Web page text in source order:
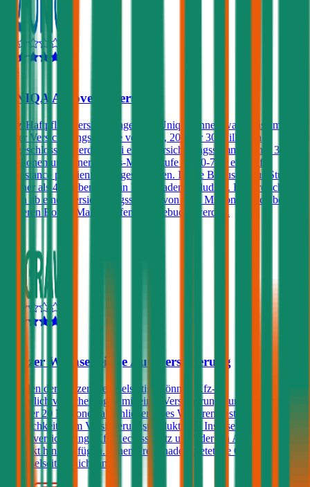
4,3
UNIQA Autoversicherung
Kfz-Haftpflichtversicherungen der Uniqa können wahlweise mit
einer Versicherungssumme von € 10, 20 oder 30 Millionen
abgeschlossen werden. Bei einer Versicherungssumme von € 30
Millionen und einer Bonus-Malus Stufe von 0-7 ist eine Kfz-
Assistance prämienfrei eingeschlossen. Ist die Bonus-Malus Stufe
kleiner als 4 ist ebenfalls ein Freischaden inkludiert. Ein Freischaden
kann ab einer Versicherungssumme von € 20 Millionen auch bei
höheren Bonus-Malus Stufen dazugebucht werden.
Grazer Wechselseitige Autoversicherung
Kunden der Grazer Wechselseitige können Kfz-
Haftpflichtversicherungen mit einer Versicherungssumme von € 10,
15 oder 20 Millionen abschließen. Des Weiteren besteht die
Möglichkeit, dem Versicherungsprodukt eine Insassen-
Unfallversicherung, Kfz-Rechtsschutz und/oder ein Assistance-
Produkt hinzuzufügen. Einen Freischaden bietet die Grazer
Wechselseitige nicht an.